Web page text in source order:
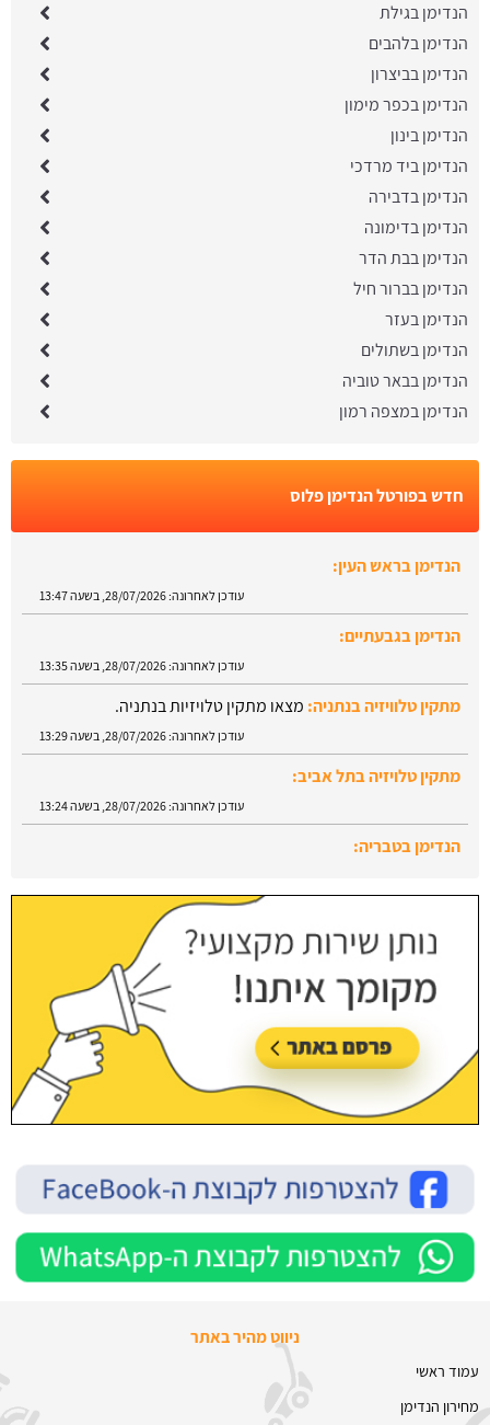
הנדימן בגילת
הנדימן בלהבים
הנדימן בביצרון
הנדימן בכפר מימון
הנדימן בינון
הנדימן ביד מרדכי
הנדימן בדבירה
הנדימן בדימונה
הנדימן בבת הדר
הנדימן בברור חיל
הנדימן בעזר
הנדימן בשתולים
הנדימן בבאר טוביה
הנדימן במצפה רמון
חדש בפורטל הנדימן פלוס
הנדימן בראש העין:
עודכן לאחרונה: 28/07/2026, בשעה 13:47
הנדימן בגבעתיים:
עודכן לאחרונה: 28/07/2026, בשעה 13:35
מתקין טלוויזיה בנתניה: מצאו מתקין טלויזיות בנתניה.
עודכן לאחרונה: 28/07/2026, בשעה 13:29
מתקין טלויזיה בתל אביב:
עודכן לאחרונה: 28/07/2026, בשעה 13:24
הנדימן בטבריה:
ניווט מהיר באתר
עמוד ראשי
מחירון הנדימן